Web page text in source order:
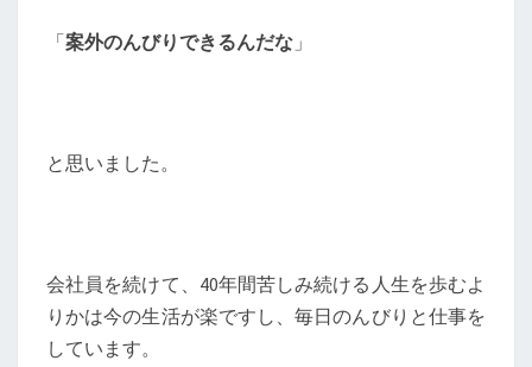
「案外のんびりできるんだな 」
と思いました。
会社員を続けて、40年間苦しみ続ける人生を歩むよ
りかは今の生活が楽ですし、毎日のんびりと仕事を
しています。